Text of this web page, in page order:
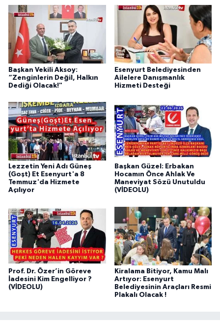
Başkan Vekili Aksoy:
“Zenginlerin Değil, Halkın
Dediği Olacak!"
Esenyurt Belediyesinden
Ailelere Danışmanlık
Hizmeti Desteği
Lezzetin Yeni Adı Güneş
(Goşt) Et Esenyurt'a 8
Temmuz'da Hizmete
Açılıyor
Başkan Güzel: Erbakan
Hocamın Önce Ahlak Ve
Maneviyat Sözü Unutuldu
(VİDEOLU)
Prof. Dr. Özer’in Göreve
İadesini Kim Engelliyor ?
(VİDEOLU)
Kiralama Bitiyor, Kamu Malı
Artıyor: Esenyurt
Belediyesinin Araçları Resmi
Plakalı Olacak !